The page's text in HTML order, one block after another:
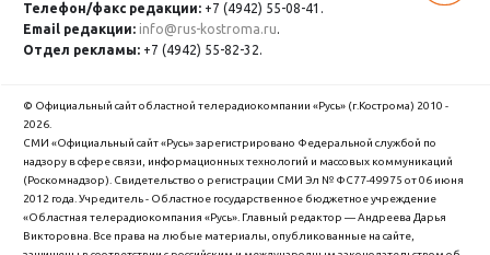
Телефон/факс редакции: +7 (4942) 55-08-41.
Email редакции: info@rus-kostroma.ru.
Отдел рекламы: +7 (4942) 55-82-32.
© Официальный сайт областной телерадиокомпании «Русь» (г.Кострома) 2010 -
2026.
СМИ «Официальный сайт «Русь» зарегистрировано Федеральной службой по
надзору в сфере связи, информационных технологий и массовых коммуникаций
(Роскомнадзор). Cвидетельство о регистрации СМИ Эл № ФС77-49975 от 06 июня
2012 года. Учредитель - Областное государственное бюджетное учреждение
«Областная телерадиокомпания «Русь». Главный редактор — Андреева Дарья
Викторовна. Все права на любые материалы, опубликованные на сайте,